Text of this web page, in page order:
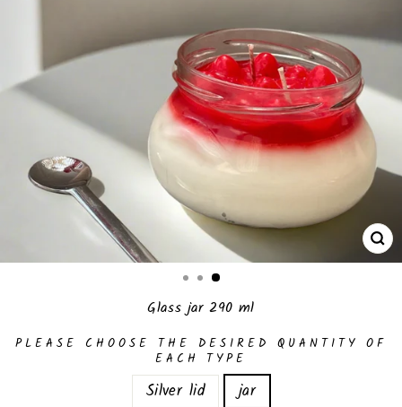
Glass jar 290 ml
PLEASE CHOOSE THE DESIRED QUANTITY OF
EACH TYPE
jar
Silver lid